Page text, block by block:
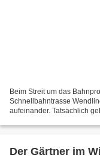
Beim Streit um das
Schnellbahntrasse
aufeinander. Tatsächlich
Der Gärtner im